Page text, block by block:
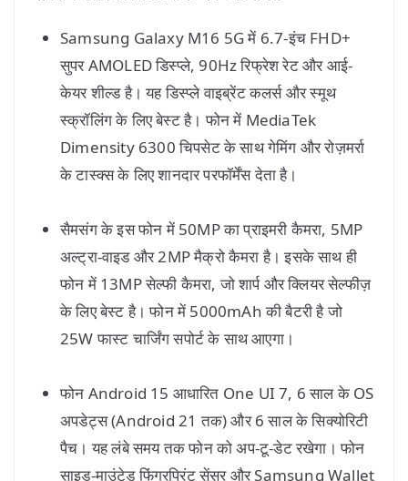
Samsung Galaxy M16 5G में 6.7-इंच FHD+
सुपर AMOLED डिस्प्ले, 90Hz रिफ्रेश रेट और आई-
केयर शील्ड है। यह डिस्प्ले वाइब्रेंट कलर्स और स्मूथ
स्क्रॉलिंग के लिए बेस्ट है। फोन में MediaTek
Dimensity 6300 चिपसेट के साथ गेमिंग और रोज़मर्रा
के टास्क्स के लिए शानदार परफॉर्मेंस देता है।
सैमसंग के इस फोन में 50MP का प्राइमरी कैमरा, 5MP
अल्ट्रा-वाइड और 2MP मैक्रो कैमरा है। इसके साथ ही
फोन में 13MP सेल्फी कैमरा, जो शार्प और क्लियर सेल्फीज़
के लिए बेस्ट है। फोन में 5000mAh की बैटरी है जो
25W फास्ट चार्जिंग सपोर्ट के साथ आएगा।
फोन Android 15 आधारित One UI 7, 6 साल के OS
अपडेट्स (Android 21 तक) और 6 साल के सिक्योरिटी
पैच। यह लंबे समय तक फोन को अप-टू-डेट रखेगा। फोन
साइड-माउंटेड फिंगरप्रिंट सेंसर और Samsung Wallet